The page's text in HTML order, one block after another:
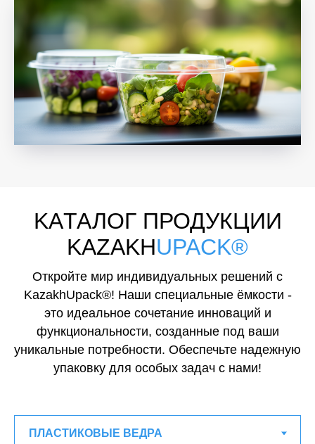
KAТАЛОГ ПРОДУКЦИИ
KAZAKHUPACK®
Откройте мир индивидуальных решений с
KazakhUpack®! Наши специальные ёмкости -
это идеальное сочетание инноваций и
функциональности, созданные под ваши
уникальные потребности. Обеспечьте надежную
упаковку для особых задач с нами!